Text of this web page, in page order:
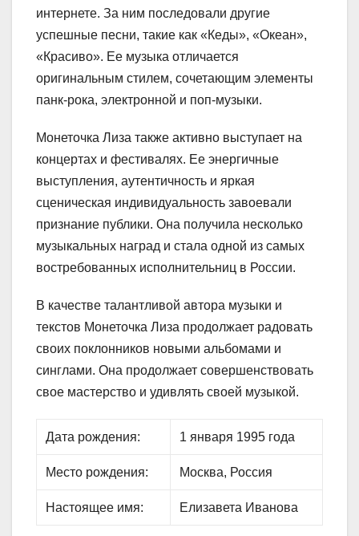
интернете. За ним последовали другие
успешные песни, такие как «Кеды», «Океан»,
«Красиво». Ее музыка отличается
оригинальным стилем, сочетающим элементы
панк-рока, электронной и поп-музыки.
Монеточка Лиза также активно выступает на
концертах и фестивалях. Ее энергичные
выступления, аутентичность и яркая
сценическая индивидуальность завоевали
признание публики. Она получила несколько
музыкальных наград и стала одной из самых
востребованных исполнительниц в России.
В качестве талантливой автора музыки и
текстов Монеточка Лиза продолжает радовать
своих поклонников новыми альбомами и
синглами. Она продолжает совершенствовать
свое мастерство и удивлять своей музыкой.
Дата рождения: 1 января 1995 года
Место рождения: Москва, Россия
Настоящее имя: Елизавета Иванова